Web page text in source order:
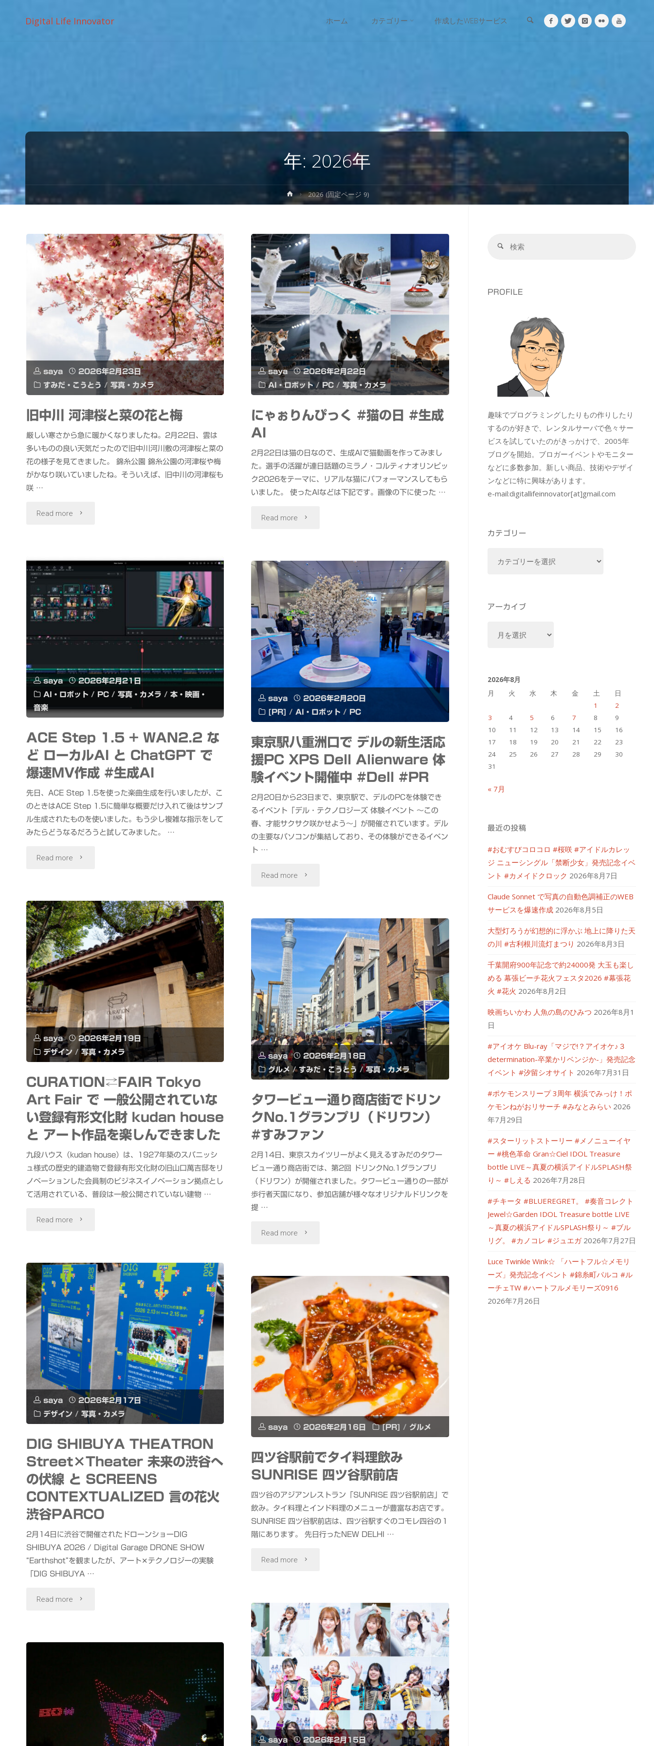
Digital Life Innovator
ツ
ス
キ
ホーム カテゴリー 作成したWEBサービス
年:2026年
ホ
ー
2026 (固定ページ 9)
saya
2026年2月23日
すみだ・こうとう / 写真・カメラ
旧中川 河津桜と菜の花と梅
厳しい寒さから急に暖かくなりましたね。2月22日、雲は
多いものの良い天気だったので旧中川河川敷の河津桜と菜の
花の様子を見てきました。 錦糸公園 錦糸公園の河津桜や梅
がかなり咲いていましたね。そういえば、旧中川の河津桜も
咲 …
Read more "旧
津
桜
と
花
と
梅"
saya
2026年2月22日
AI・ロボット / PC / 写真・カメラ
にゃぉりんぴっく #猫の日 #生成
AI
2月22日は猫の日なので、生成AIで猫動画を作ってみまし
た。選手の活躍が連日話題のミラノ・コルティナオリンピッ
ク2026をテーマに、リアルな猫にパフォーマンスしてもら
いました。 使ったAIなどは下記です。画像の下に使った …
Read more "に
ぉ
り
ん
ぴ
っ
く
猫
の
日
#
生
成
saya
2026年2月21日
AI・ロボット / PC / 写真・カメラ / 本・映画・
音楽
ACE Step 1.5 + WAN2.2 な
ど ローカルAI と ChatGPT で
爆速MV作成 #生成AI
先日、ACE Step 1.5を使った楽曲生成を行いましたが、こ
のときはACE Step 1.5に簡単な概要だけ入れて後はサンプ
ル生成されたものを使いました。もう少し複雑な指示をして
みたらどうなるだろうと試してみました。 …
Read more "ACE
1.5
+
WAN2.2
な
ど
ロ
ー
カ
ル
AI
と
ChatGPT
で
爆
成
#
生
成
AI"
saya
2026年2月20日
[PR] / AI・ロボット / PC
東京駅八重洲口で デルの新生活応
援PC XPS Dell Alienware 体
験イベント開催中 #Dell #PR
2月20日から23日まで、東京駅で、デルのPCを体験でき
るイベント「デル・テクノロジーズ 体験イベント 〜この
春、才能サクサク咲かせよう〜」が開催されています。デル
の主要なパソコンが集結しており、その体験ができるイベン
ト …
Read more "東
駅
口
で
ル
の
新
生
活
応
Alienware
体
験
イ
ベ
ン
ト
催
#Dell
#PR"
saya
2026年2月19日
デザイン / 写真・カメラ
CURATION⇄FAIR Tokyo
Art Fair で 一般公開されていな
い登録有形文化財 kudan house
と アート作品を楽しんできました
九段ハウス（kudan house）は、1927年築のスパニッシ
ュ様式の歴史的建造物で登録有形文化財の旧山口萬吉邸をリ
ノベーションした会員制のビジネスイノベーション拠点とし
て活用されている、普段は一般公開されていない建物 …
Read more "CURATION⇄FAIR
Art
Fair
で
一
般
公
開
さ
れ
て
い
な
登
録
saya
2026年2月18日
グルメ / すみだ・こうとう / 写真・カメラ
タワービュー通り商店街でドリン
クNo.1グランプリ（ドリワン）
#すみファン
2月14日、東京スカイツリーがよく見えるすみだのタワー
ビュー通り商店街では、第2回 ドリンクNo.1グランプリ
（ドリワン）が開催されました。タワービュー通りの一部が
歩行者天国になり、参加店舗が様々なオリジナルドリンクを
提 …
Read more "タ
ー
ュ
ー
通
り
商
店
街
で
ド
リ
ン
ク
グ
ン
リ
リ
saya
2026年2月17日
デザイン / 写真・カメラ
DIG SHIBUYA THEATRON
Street×Theater 未来の渋谷へ
の伏線 と SCREENS
CONTEXTUALIZED 言の花火
渋谷PARCO
2月14日に渋谷で開催されたドローンショーDIG
SHIBUYA 2026 / Digital Garage DRONE SHOW
“Earthshot”を観ましたが、アート✕テクノロジーの実験
「DIG SHIBUYA …
Read more "DIG
THEATRON
来
saya 2026年2月16日 [PR] / グルメ
四ツ谷駅前でタイ料理飲み
SUNRISE 四ツ谷駅前店
四ツ谷のアジアンレストラン「SUNRISE 四ツ谷駅前店」で
飲み。タイ料理とインド料理のメニューが豊富なお店です。
SUNRISE 四ツ谷駅前店は、四ツ谷駅すぐのコモレ四谷の１
階にあります。 先日行ったNEW DELHI …
Read more "四
谷
前
タ
イ
料
saya 2026年2月15日
検
PROFILE
趣味でプログラミングしたりもの作りしたり
するのが好きで、レンタルサーバで色々サー
ビスを試していたのがきっかけで、2005年
ブログを開始。ブロガーイベントやモニター
などに多数参加。新しい商品、技術やデザイ
ンなどに特に興味があります。
e-mail:digitallifeinnovator[at]gmail.com
カテゴリー
ー
アーカイブ
ブ
2026年8月
月
火 水 木 金 土
日
1
2
3
4 5 6 7 8
9
10
11 12 13 14 15
16
17
18 19 20 21 22
23
24
25 26 27 28 29
30
31
« 7月
最近の投稿
#おむすびコロコロ #桜咲 #アイドルカレッ
ジ ニューシングル「禁断少女」発売記念イベ
ント #カメイドクロック 2026年8月7日
Claude Sonnet で写真の自動色調補正のWEB
サービスを爆速作成 2026年8月5日
大型灯ろうが幻想的に浮かぶ 地上に降りた天
の川 #古利根川流灯まつり 2026年8月3日
千葉開府900年記念で約24000発 大玉も楽し
める 幕張ビーチ花火フェスタ2026 #幕張花
火 #花火 2026年8月2日
映画ちいかわ 人魚の島のひみつ 2026年8月1
日
#アイオケ Blu-ray「マジで!？アイオケ♪３
determination-卒業かリベンジか-」発売記念
イベント #汐留シオサイト 2026年7月31日
#ポケモンスリープ 3周年 横浜でみっけ！ポ
ケモンねがおリサーチ #みなとみらい 2026
年7月29日
#スターリットストーリー #メノニューイヤ
ー #桃色革命 Gran☆Ciel IDOL Treasure
bottle LIVE～真夏の横浜アイドルSPLASH祭
り～ #しえる 2026年7月28日
#チキータ #BLUEREGRET。 #奏音コレクト
Jewel☆Garden IDOL Treasure bottle LIVE
～真夏の横浜アイドルSPLASH祭り～ #ブル
リグ。 #カノコレ #ジュエガ 2026年7月27日
Luce Twinkle Wink☆ 「ハートフル☆メモリ
ーズ」発売記念イベント #錦糸町パルコ #ル
ーチェTW #ハートフルメモリーズ0916
2026年7月26日